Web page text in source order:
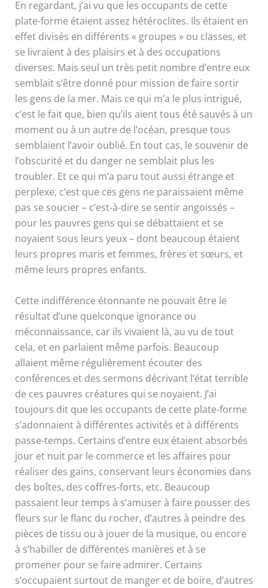
En regardant, j’ai vu que les occupants de cette
plate-forme étaient assez hétéroclites. Ils étaient en
effet divisés en différents « groupes » ou classes, et
se livraient à des plaisirs et à des occupations
diverses. Mais seul un très petit nombre d’entre eux
semblait s’être donné pour mission de faire sortir
les gens de la mer. Mais ce qui m’a le plus intrigué,
c’est le fait que, bien qu’ils aient tous été sauvés à un
moment ou à un autre de l’océan, presque tous
semblaient l’avoir oublié. En tout cas, le souvenir de
l’obscurité et du danger ne semblait plus les
troubler. Et ce qui m’a paru tout aussi étrange et
perplexe, c’est que ces gens ne paraissaient même
pas se soucier – c’est-à-dire se sentir angoissés –
pour les pauvres gens qui se débattaient et se
noyaient sous leurs yeux – dont beaucoup étaient
leurs propres maris et femmes, frères et sœurs, et
même leurs propres enfants.
Cette indifférence étonnante ne pouvait être le
résultat d’une quelconque ignorance ou
méconnaissance, car ils vivaient là, au vu de tout
cela, et en parlaient même parfois. Beaucoup
allaient même régulièrement écouter des
conférences et des sermons décrivant l’état terrible
de ces pauvres créatures qui se noyaient. J’ai
toujours dit que les occupants de cette plate-forme
s’adonnaient à différentes activités et à différents
passe-temps. Certains d’entre eux étaient absorbés
jour et nuit par le commerce et les affaires pour
réaliser des gains, conservant leurs économies dans
des boîtes, des coffres-forts, etc. Beaucoup
passaient leur temps à s’amuser à faire pousser des
fleurs sur le flanc du rocher, d’autres à peindre des
pièces de tissu ou à jouer de la musique, ou encore
à s’habiller de différentes manières et à se
promener pour se faire admirer. Certains
s’occupaient surtout de manger et de boire, d’autres